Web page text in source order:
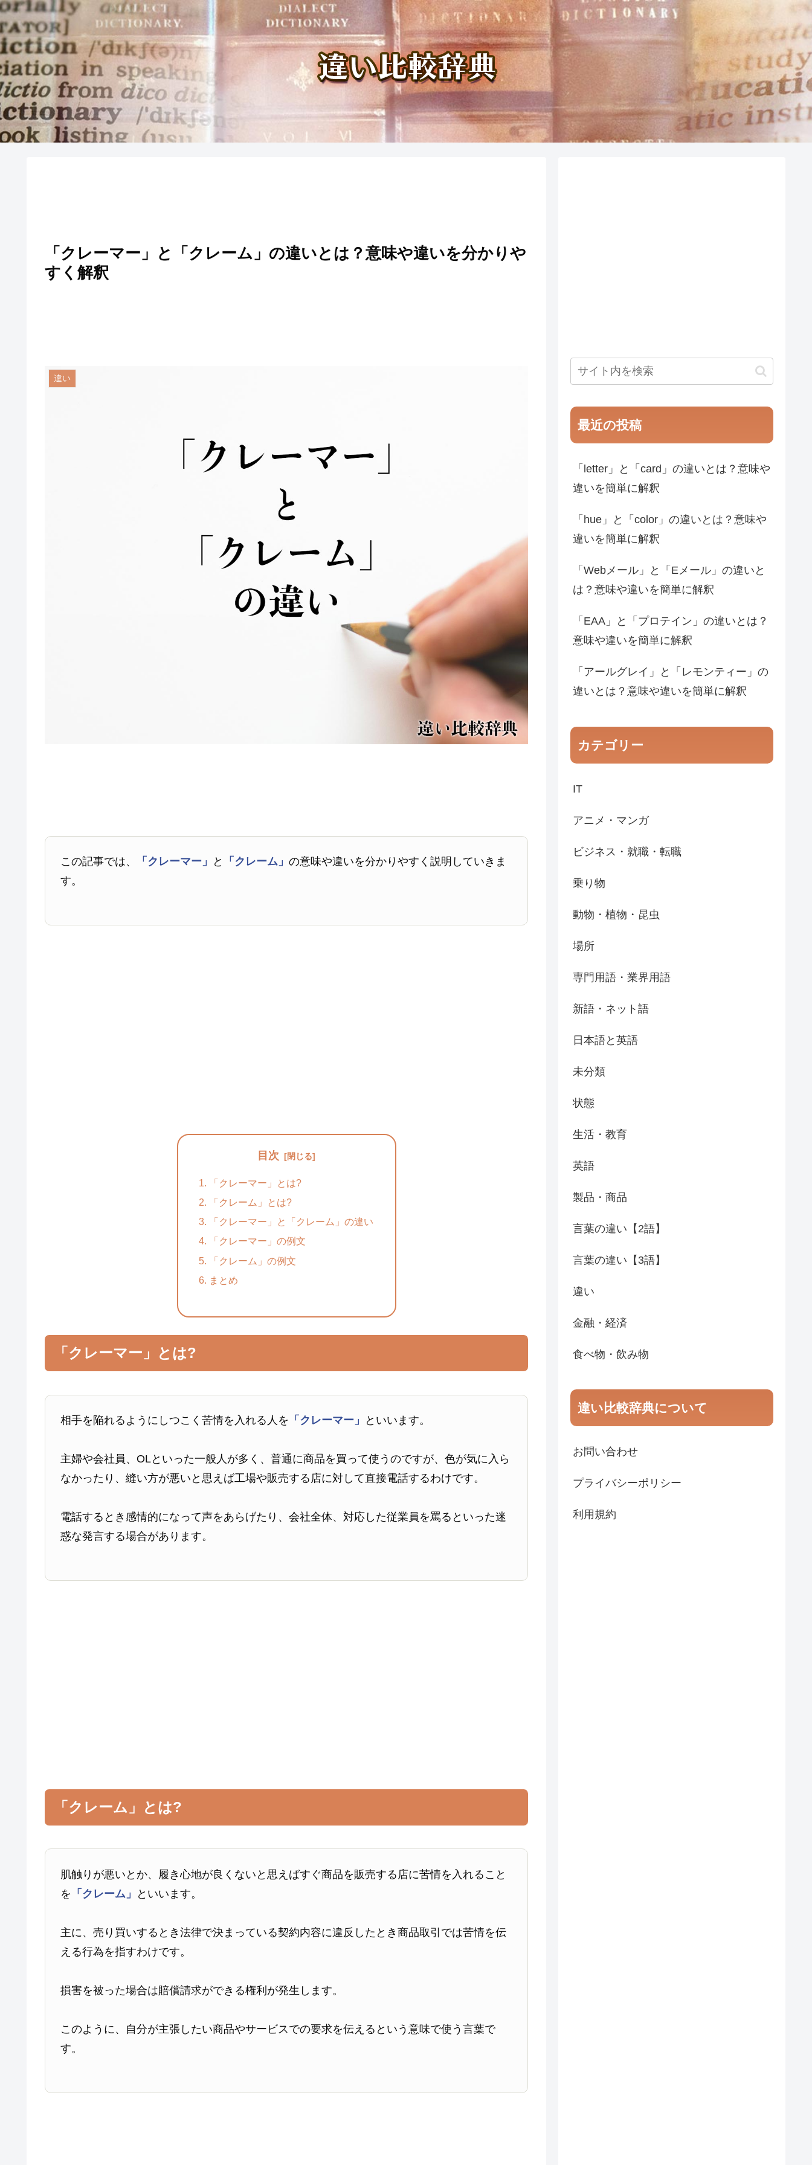
「クレーマー」と「クレーム」の違いとは？意味や違いを分かりや
すく解釈
違い
この記事では、 「クレーマー」 と 「クレーム」の意味や違いを分かりやすく説明していきま
す。
目次
「クレーマー」とは?
「クレーム」とは?
「クレーマー」と「クレーム」の違い
「クレーマー」の例文
「クレーム」の例文
まとめ
「クレーマー」とは?
相手を陥れるようにしつこく苦情を入れる人を 「クレーマー」 といいます。
主婦や会社員、OLといった一般人が多く、普通に商品を買って使うのですが、色が気に入ら
なかったり、縫い方が悪いと思えば工場や販売する店に対して直接電話するわけです。
電話するとき感情的になって声をあらげたり、会社全体、対応した従業員を罵るといった迷
惑な発言する場合があります。
「クレーム」とは?
肌触りが悪いとか、履き心地が良くないと思えばすぐ商品を販売する店に苦情を入れること
を 「クレーム」 といいます。
主に、売り買いするとき法律で決まっている契約内容に違反したとき商品取引では苦情を伝
える行為を指すわけです。
損害を被った場合は賠償請求ができる権利が発生します。
このように、自分が主張したい商品やサービスでの要求を伝えるという意味で使う言葉で
す。
最近の投稿
「letter」と「card」の違いとは？意味や
違いを簡単に解釈
「hue」と「color」の違いとは？意味や
違いを簡単に解釈
「Webメール」と「Eメール」の違いと
は？意味や違いを簡単に解釈
「EAA」と「プロテイン」の違いとは？
意味や違いを簡単に解釈
「アールグレイ」と「レモンティー」の
違いとは？意味や違いを簡単に解釈
カテゴリー
IT
アニメ・マンガ
ビジネス・就職・転職
乗り物
動物・植物・昆虫
場所
専門用語・業界用語
新語・ネット語
日本語と英語
未分類
状態
生活・教育
英語
製品・商品
言葉の違い【2語】
言葉の違い【3語】
違い
金融・経済
食べ物・飲み物
違い比較辞典について
お問い合わせ
プライバシーポリシー
利用規約